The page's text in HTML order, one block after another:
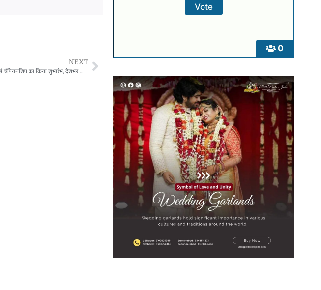
NEXT
सीएम धामी ने किया 25वीं ऑल इंडिया पुलिस वाटर स्पोर्ट्स चैंपियनशिप का किया शुभारंभ, देशभर की 19 टीम कर रहीं प्रतिभाग
0